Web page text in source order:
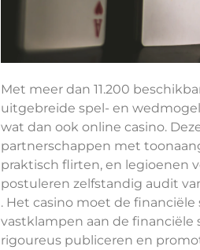
Met meer dan 11.200
uitgebreide spel- en
wat dan ook online casino.
partnerschappen met
praktisch flirten, en legioenen
postuleren zelfstandig audit
. Het casino moet de
vastklampen aan de
rigoureus publiceren en